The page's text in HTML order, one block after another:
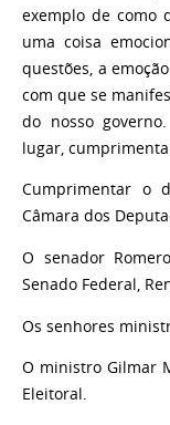
exemplo de como
uma coisa
questões, a
com que se
do nosso
lugar,
Cumprimentar o
Câmara dos
O senador
Senado Federal,
Os senhores
O ministro Gilmar
Eleitoral.